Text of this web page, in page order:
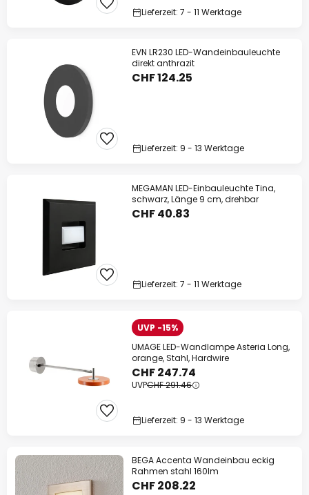
Lieferzeit: 7 - 11 Werktage
EVN LR230 LED-Wandeinbauleuchte
direkt anthrazit
CHF 124.25
Lieferzeit: 9 - 13 Werktage
MEGAMAN LED-Einbauleuchte Tina,
schwarz, Länge 9 cm, drehbar
CHF 40.83
Lieferzeit: 7 - 11 Werktage
UVP -15%
UMAGE LED-Wandlampe Asteria Long,
orange, Stahl, Hardwire
CHF 247.74
UVPCHF 291.46
Lieferzeit: 9 - 13 Werktage
BEGA Accenta Wandeinbau eckig
Rahmen stahl 160lm
CHF 208.22